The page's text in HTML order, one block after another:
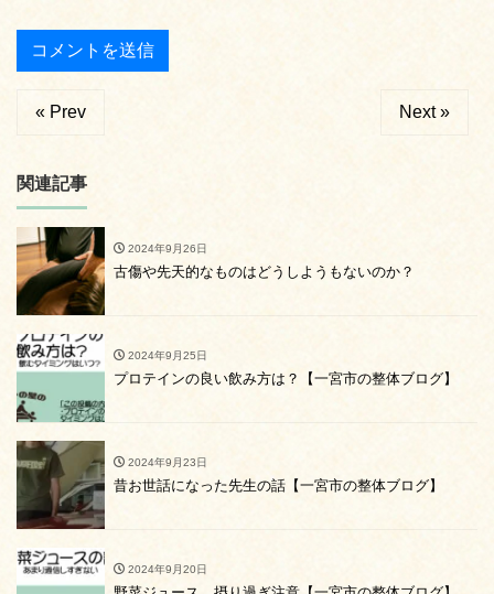
« Prev Next »
関連記事
2024年9月26日
古傷や先天的なものはどうしようもないのか？
2024年9月25日
プロテインの良い飲み方は？【一宮市の整体ブログ】
2024年9月23日
昔お世話になった先生の話【一宮市の整体ブログ】
2024年9月20日